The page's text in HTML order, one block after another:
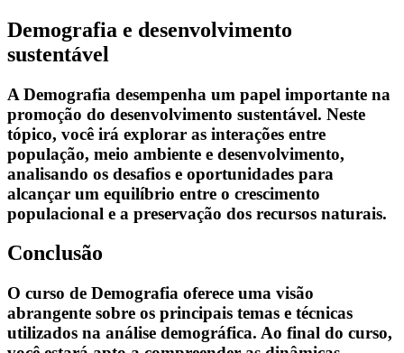
Demografia e desenvolvimento
sustentável
A Demografia desempenha um papel importante na
promoção do desenvolvimento sustentável. Neste
tópico, você irá explorar as interações entre
população, meio ambiente e desenvolvimento,
analisando os desafios e oportunidades para
alcançar um equilíbrio entre o crescimento
populacional e a preservação dos recursos naturais.
Conclusão
O curso de Demografia oferece uma visão
abrangente sobre os principais temas e técnicas
utilizados na análise demográfica. Ao final do curso,